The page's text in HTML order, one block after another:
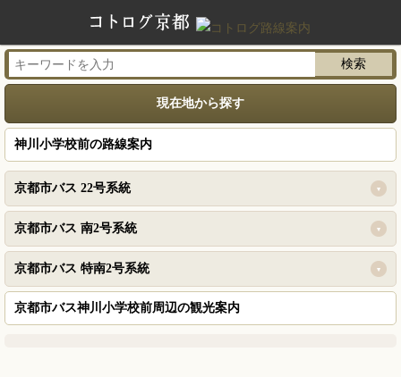
現在地から探す
神川小学校前の路線案内
京都市バス 22号系統
京都市バス 南2号系統
京都市バス 特南2号系統
京都市バス神川小学校前周辺の観光案内